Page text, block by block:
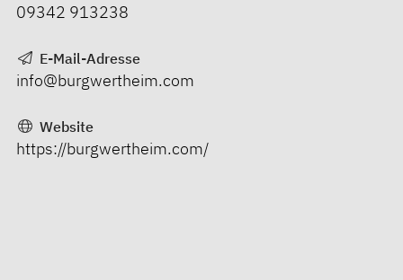
09342 913238
E-Mail-Adresse
info@burgwertheim.com
Website
https://burgwertheim.com/